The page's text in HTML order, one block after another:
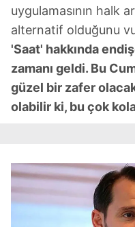
uygulamasının halk
alternatif olduğunu
'Saat' hakkında
zamanı geldi. Bu
güzel bir zafer
olabilir ki, bu çok